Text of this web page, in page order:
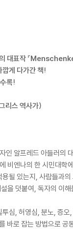
대표작 『
깝게 다가간 책!
록!
리스 역사가)
인 알프레드 아들러
비엔나의 한 시민대학
될 있는지, 사람들과
을 덧붙여, 독자의 이해
심, 허영심, 분노, 증
바로 잡는 방법으로